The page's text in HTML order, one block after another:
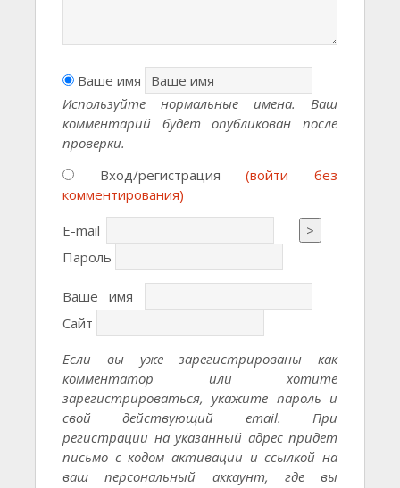
Ваше имя
Используйте нормальные имена. Ваш
комментарий будет опубликован после
проверки.
Вход/регистрация(войти без
комментирования)
E-mail
>
Пароль
Ваше имя
Сайт
Если вы уже зарегистрированы как
комментатор или хотите
зарегистрироваться, укажите пароль и
свой действующий email. При
регистрации на указанный адрес придет
письмо с кодом активации и ссылкой на
ваш персональный аккаунт, где вы